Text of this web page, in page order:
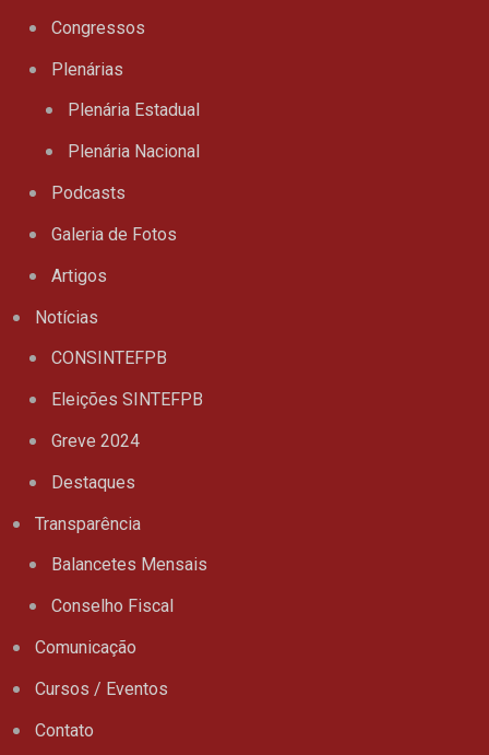
Congressos
Plenárias
Plenária Estadual
Plenária Nacional
Podcasts
Galeria de Fotos
Artigos
Notícias
CONSINTEFPB
Eleições SINTEFPB
Greve 2024
Destaques
Transparência
Balancetes Mensais
Conselho Fiscal
Comunicação
Cursos / Eventos
Contato